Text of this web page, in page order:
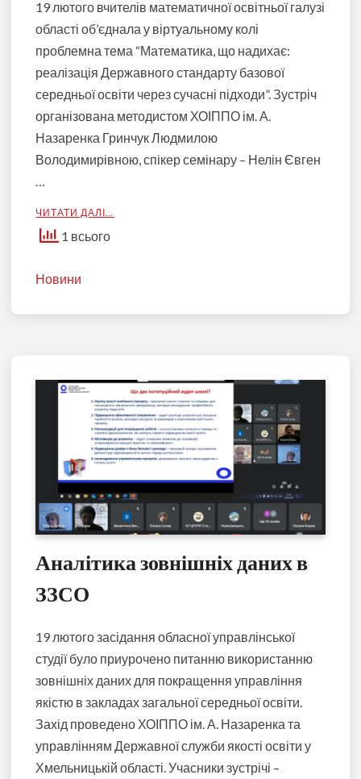
19 лютого вчителів математичної освітньої галузі
області об’єднала у віртуальному колі
проблемна тема “Математика, що надихає:
реалізація Державного стандарту базової
середньої освіти через сучасні підходи”. Зустріч
організована методистом ХОІППО ім. А.
Назаренка Гринчук Людмилою
Володимирівною, спікер семінару – Нелін Євген
…
ЧИТАТИ ДАЛІ…
1 всього
Новини
Аналітика зовнішніх даних в
ЗЗСО
19 лютого засідання обласної управлінської
студії було приурочено питанню використанню
зовнішніх даних для покращення управління
якістю в закладах загальної середньої освіти.
Захід проведено ХОІППО ім. А. Назаренка та
управлінням Державної служби якості освіти у
Хмельницькій області. Учасники зустрічі –